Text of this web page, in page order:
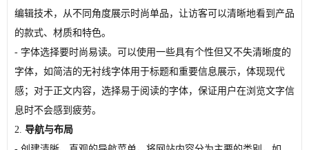
编辑技术，从不同角度展示时尚单品，让访客可以清晰地看到产品
的款式、材质和特色。
- 字体选择要时尚易读。可以使用一些具有个性但又不失清晰度的
字体，如简洁的无衬线字体用于标题和重要信息展示，体现现代
感；对于正文内容，选择易于阅读的字体，保证用户在浏览文字信
息时不会感到疲劳。
2. 导航与布局